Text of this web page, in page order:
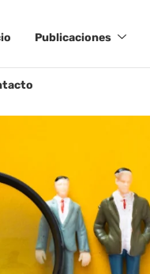
Publicaciones